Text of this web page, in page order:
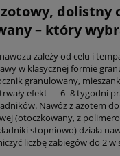
dolistny
– który
zależy od celu i
w klasycznej formie
granulowany,
efekt — 6–8 tygodni
Nawóz z azotem
(otoczkowany, z
stopniowo) działa
liczbę zabiegów do 2 w